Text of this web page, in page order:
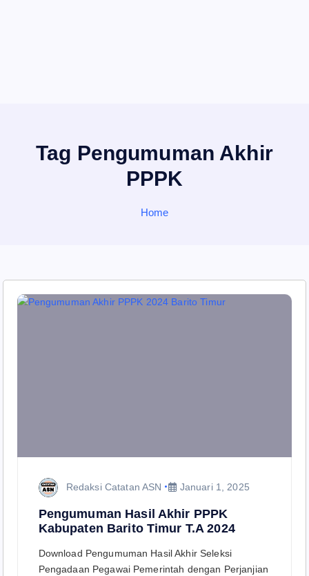
Tag Pengumuman Akhir
PPPK
Home
Redaksi Catatan ASN Januari 1, 2025
Pengumuman Hasil Akhir PPPK
Kabupaten Barito Timur T.A 2024
Download Pengumuman Hasil Akhir Seleksi
Pengadaan Pegawai Pemerintah dengan Perjanjian